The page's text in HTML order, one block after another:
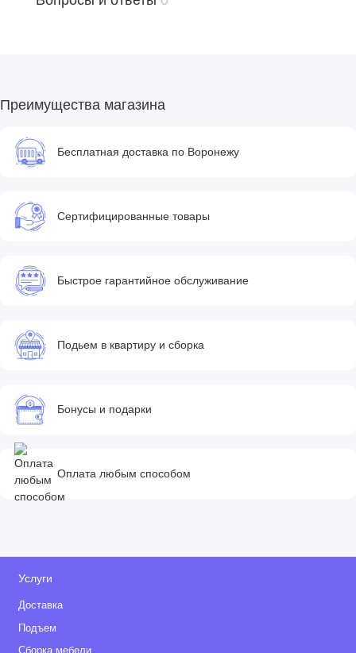
Преимущества магазина
Бесплатная доставка по Воронежу
Сертифицированные товары
Быстрое гарантийное обслуживание
Подьем в квартиру и сборка
Бонусы и подарки
Оплата любым способом
Услуги
Доставка
Подъем